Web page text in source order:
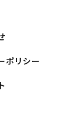
ポリシー